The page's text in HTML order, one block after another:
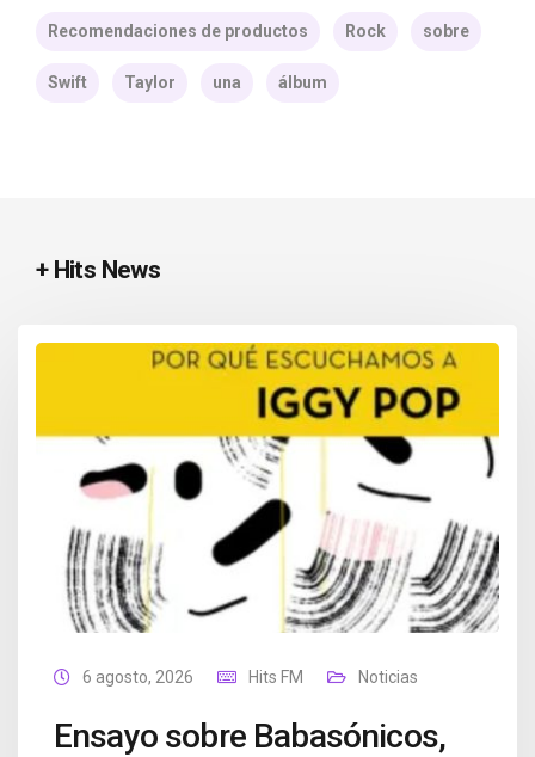
Recomendaciones de productos Rock sobre
Swift Taylor una álbum
+ Hits News
6 agosto, 2026 Hits FM Noticias
Ensayo sobre Babasónicos,